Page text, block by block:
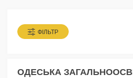
ФІЛЬТР
ОДЕСЬКА